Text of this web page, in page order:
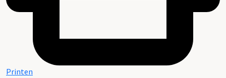
Printen